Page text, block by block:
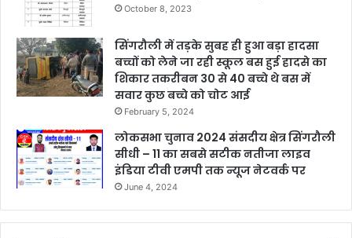
October 8, 2023
सिंगरौली में तड़के सुबह ही हुआ बड़ा हादसा
बच्चों को लेने जा रही स्कूल बस हुई हादसे का
शिकार तकरीबन 30 से 40 बच्चे थे बस में
सवार कुछ बच्चे को चोट आई
February 5, 2024
लोकसभा चुनाव 2024 संसदीय क्षेत्र सिंगरौली
सीधी – 11 का सबसे सटीक नतीजा लाइव
इंडिया टीवी एमपी तक न्यूज नेटवर्क पर
June 4, 2024